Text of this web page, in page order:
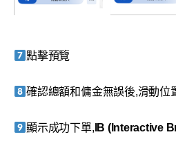
點擊預覽
確認總額和傭金無誤後,滑動位
顯示成功下單, IB (Interactive